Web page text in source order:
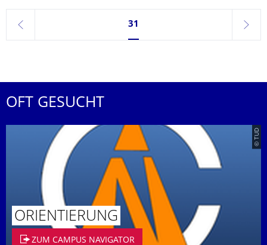
zurück
Seite 31, aktuell ausgewählt
31
weiter
OFT GESUCHT
© TUD
ORIENTIERUNG
ZUM CAMPUS NAVIGATOR